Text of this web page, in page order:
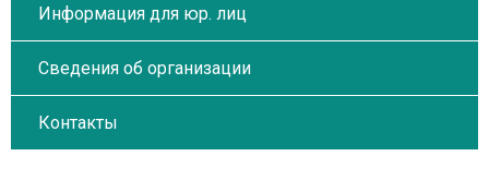
Информация для юр. лиц
Сведения об организации
Контакты